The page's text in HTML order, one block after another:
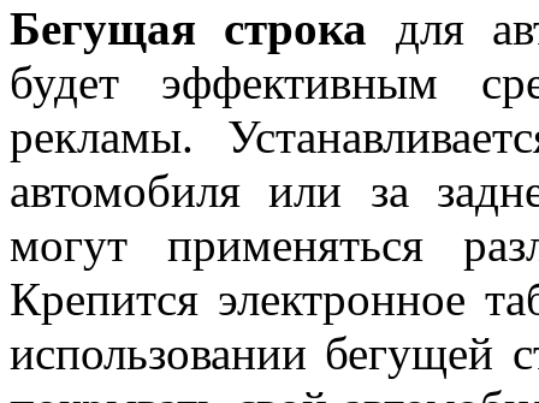
Бегущая строка для
будет эффективным
рекламы.
автомобиля или за
могут применяться
Крепится электронное
использовании бегущей